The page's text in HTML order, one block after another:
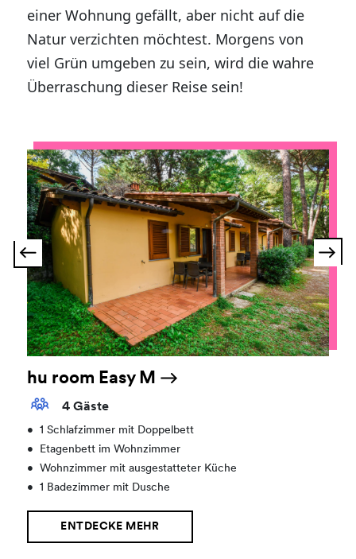
einer Wohnung gefällt, aber nicht auf die
Natur verzichten möchtest. Morgens von
viel Grün umgeben zu sein, wird die wahre
Überraschung dieser Reise sein!
hu room Easy M
4 Gäste
•
1 Schlafzimmer mit Doppelbett
•
Etagenbett im Wohnzimmer
•
Wohnzimmer mit ausgestatteter Küche
•
1 Badezimmer mit Dusche
ENTDECKE MEHR